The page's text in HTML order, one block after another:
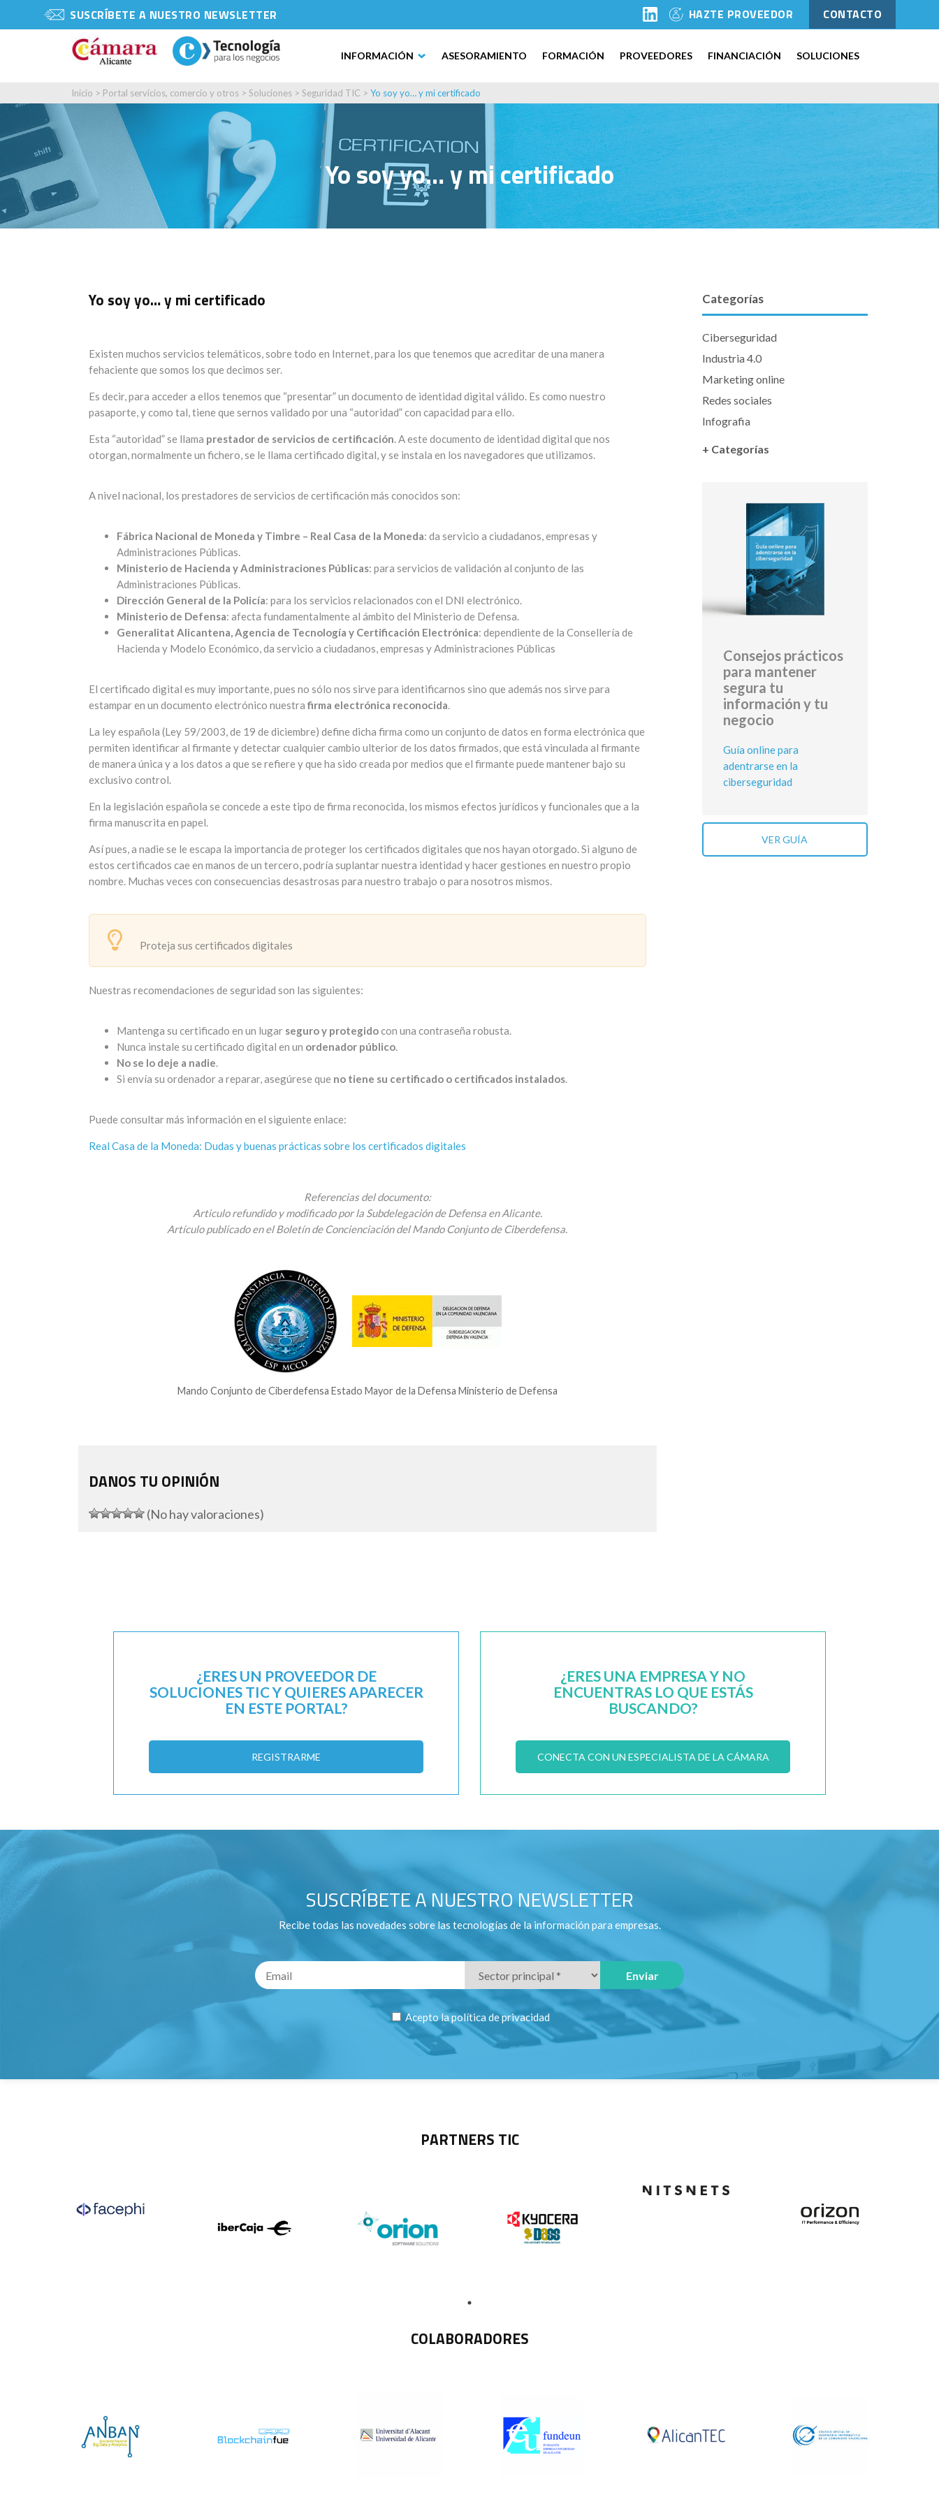
SUSCRÍBETE A NUESTRO NEWSLETTER HAZTE PROVEEDOR CONTACTO
INFORMACIÓN ASESORAMIENTO FORMACIÓN PROVEEDORES FINANCIACIÓN SOLUCIONES
Inicio > Portal servicios, comercio y otros > Soluciones > Seguridad TIC > Yo soy yo… y mi certificado
Yo soy yo… y mi certificado
Yo soy yo… y mi certificado
Existen muchos servicios telemáticos, sobre todo en Internet, para los que tenemos que acreditar de una manera
fehaciente que somos los que decimos ser.
Es decir, para acceder a ellos tenemos que “presentar” un documento de identidad digital válido. Es como nuestro
pasaporte, y como tal, tiene que sernos validado por una “autoridad” con capacidad para ello.
Esta “autoridad” se llama prestador de servicios de certificación. A este documento de identidad digital que nos
otorgan, normalmente un fichero, se le llama certificado digital, y se instala en los navegadores que utilizamos.
A nivel nacional, los prestadores de servicios de certificación más conocidos son:
Fábrica Nacional de Moneda y Timbre – Real Casa de la Moneda: da servicio a ciudadanos, empresas y
Administraciones Públicas.
Ministerio de Hacienda y Administraciones Públicas: para servicios de validación al conjunto de las
Administraciones Públicas.
Dirección General de la Policía: para los servicios relacionados con el DNI electrónico.
Ministerio de Defensa: afecta fundamentalmente al ámbito del Ministerio de Defensa.
Generalitat Alicantena, Agencia de Tecnología y Certificación Electrónica: dependiente de la Consellería de
Hacienda y Modelo Económico, da servicio a ciudadanos, empresas y Administraciones Públicas
El certificado digital es muy importante, pues no sólo nos sirve para identificarnos sino que además nos sirve para
estampar en un documento electrónico nuestra firma electrónica reconocida.
La ley española (Ley 59/2003, de 19 de diciembre) define dicha firma como un conjunto de datos en forma electrónica que
permiten identificar al firmante y detectar cualquier cambio ulterior de los datos firmados, que está vinculada al firmante
de manera única y a los datos a que se refiere y que ha sido creada por medios que el firmante puede mantener bajo su
exclusivo control.
En la legislación española se concede a este tipo de firma reconocida, los mismos efectos jurídicos y funcionales que a la
firma manuscrita en papel.
Así pues, a nadie se le escapa la importancia de proteger los certificados digitales que nos hayan otorgado. Si alguno de
estos certificados cae en manos de un tercero, podría suplantar nuestra identidad y hacer gestiones en nuestro propio
nombre. Muchas veces con consecuencias desastrosas para nuestro trabajo o para nosotros mismos.
Proteja sus certificados digitales
Nuestras recomendaciones de seguridad son las siguientes:
Mantenga su certificado en un lugar seguro y protegidocon una contraseña robusta.
Nunca instale su certificado digital en un ordenador público.
No se lo deje a nadie.
Si envía su ordenador a reparar, asegúrese que no tiene su certificado o certificados instalados.
Puede consultar más información en el siguiente enlace:
Real Casa de la Moneda: Dudas y buenas prácticas sobre los certificados digitales
Referencias del documento:
Articulo refundido y modificado por la Subdelegación de Defensa en Alicante.
Artículo publicado en el Boletín de Concienciación del Mando Conjunto de Ciberdefensa.
Mando Conjunto de Ciberdefensa Estado Mayor de la Defensa Ministerio de Defensa
DANOS TU OPINIÓN
(No hay valoraciones)
Categorías
Ciberseguridad
Industria 4.0
Marketing online
Redes sociales
Infografia
+ Categorías
Consejos prácticos
para mantener
segura tu
información y tu
negocio
Guía online para
adentrarse en la
ciberseguridad
VER GUÍA
¿ERES UN PROVEEDOR DE
SOLUCIONES TIC Y QUIERES APARECER
EN ESTE PORTAL?
REGISTRARME
¿ERES UNA EMPRESA Y NO
ENCUENTRAS LO QUE ESTÁS
BUSCANDO?
CONECTA CON UN ESPECIALISTA DE LA CÁMARA
SUSCRÍBETE A NUESTRO NEWSLETTER
Recibe todas las novedades sobre las tecnologías de la información para empresas.
Acepto lapolítica de privacidad
PARTNERS TIC
COLABORADORES